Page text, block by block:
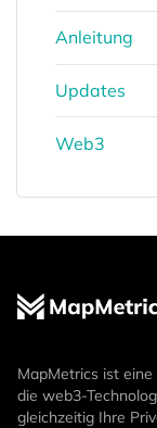
Anleitung
Updates
Web3
MapMetrics ist
die web3-
gleichzeitig Ihre